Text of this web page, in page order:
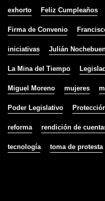
exhorto Feliz Cumpleaños
Firma de Convenio
iniciativas Julián
La Mina del Tiempo
Miguel Moreno mujeres
Poder Legislativo
reforma rendición de
tecnología toma de protesta